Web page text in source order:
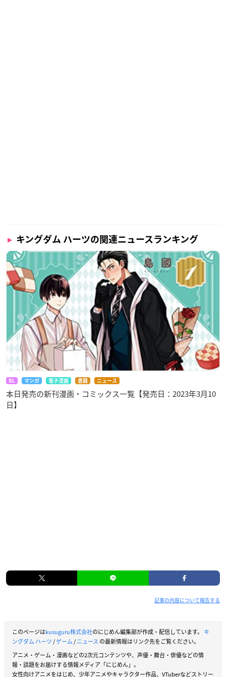
キングダム ハーツの関連ニュースランキング
BL マンガ 電子漫画 書籍 ニュース
本日発売の新刊漫画・コミックス一覧【発売日：2023年3月10
日】
記事の内容について報告する
このページはkusuguru株式会社のにじめん編集部が作成・配信しています。 キ
ングダム ハーツ/ゲーム/ニュース の最新情報はリンク先をご覧ください。
アニメ・ゲーム・漫画などの2次元コンテンツや、声優・舞台・俳優などの情
報・話題をお届けする情報メディア「にじめん」。
女性向けアニメをはじめ、少年アニメやキャラクター作品、VTuberなどストリー